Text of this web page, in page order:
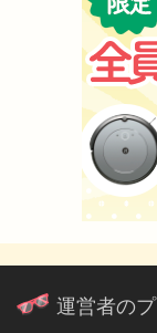
運営者の